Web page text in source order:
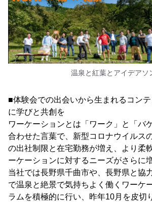
温泉と紅葉とアイデアソ
■体験会での出会いから生まれるコン
に学びと共創を
ワーケーションとは「ワーク」と「バ
合わせた言葉で、新型コロナウイルス
の出社制限と在宅勤務が増え、より柔
ーケーションに対するニーズがさらに
当社では長野県千曲市や、長野県と協
で温泉と絶景で気持ちよく働くワーケ
ラムを積極的に行い、昨年10月を皮切